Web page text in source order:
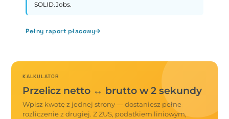
SOLID.Jobs.
Pełny raport płacowy
KALKULATOR
Przelicz netto ↔ brutto w 2 sekundy
Wpisz kwotę z jednej strony — dostaniesz pełne
rozliczenie z drugiej. Z ZUS, podatkiem liniowym,